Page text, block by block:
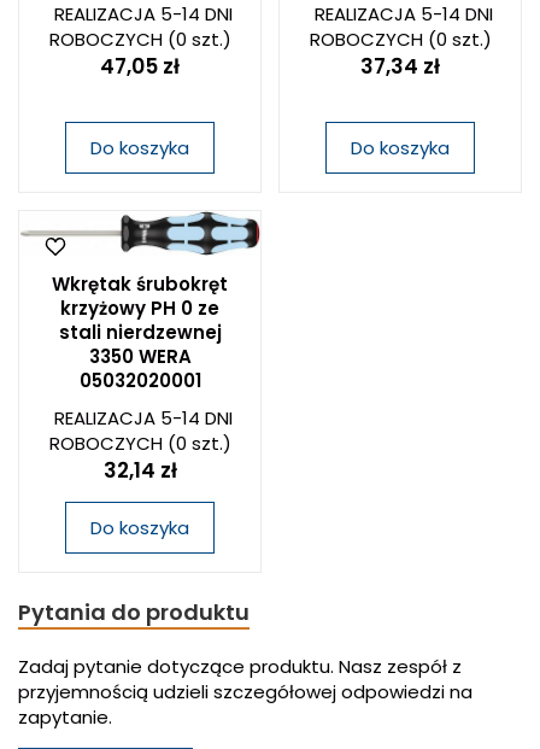
REALIZACJA 5-14 DNI
ROBOCZYCH(0 szt.)
47,05 zł
Do koszyka
REALIZACJA 5-14 DNI
ROBOCZYCH(0 szt.)
37,34 zł
Do koszyka
Wkrętak śrubokręt
krzyżowy PH 0 ze
stali nierdzewnej
3350 WERA
05032020001
REALIZACJA 5-14 DNI
ROBOCZYCH(0 szt.)
32,14 zł
Do koszyka
Pytania do produktu
Zadaj pytanie dotyczące produktu. Nasz zespół z
przyjemnością udzieli szczegółowej odpowiedzi na
zapytanie.